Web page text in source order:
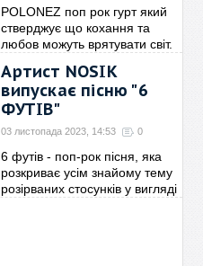
POLONEZ поп рок гурт який
стверджує що кохання та
любов можуть врятувати світ.
світогляд південців. Під час
війни випустив ЕР→
Артист NOSIK
випускає пісню "6
ФУТІВ"
03 листопада 2023, 14:53 0
6 футів - поп-рок пісня, яка
розкриває усім знайому тему
розірваних стосунків у вигляді